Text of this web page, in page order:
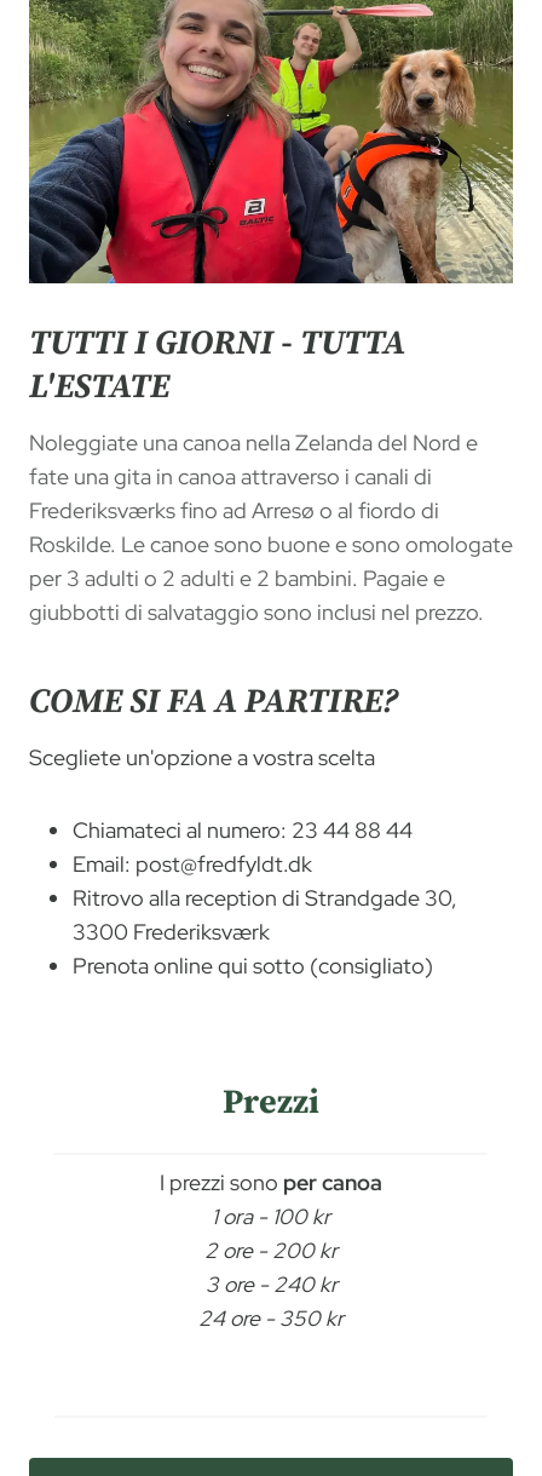
TUTTI I GIORNI - TUTTA
L'ESTATE
Noleggiate una canoa nella Zelanda del Nord e
fate una gita in canoa attraverso i canali di
Frederiksværks fino ad Arresø o al fiordo di
Roskilde. Le canoe sono buone e sono omologate
per 3 adulti o 2 adulti e 2 bambini. Pagaie e
giubbotti di salvataggio sono inclusi nel prezzo.
COME SI FA A PARTIRE?
Scegliete un'opzione a vostra scelta
Chiamateci al numero: 23 44 88 44
Email: post@fredfyldt.dk
Ritrovo alla reception di Strandgade 30,
3300 Frederiksværk
Prenota online qui sotto (consigliato)
Prezzi
I prezzi sono per canoa
1 ora - 100 kr
2 ore - 200 kr
3 ore - 240 kr
24 ore - 350 kr